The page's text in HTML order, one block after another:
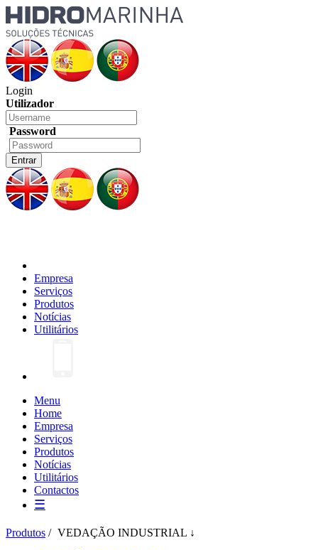
Login
Utilizador
Password
Empresa
Serviços
Produtos
Notícias
Utilitários
Menu
Home
Empresa
Serviços
Produtos
Notícias
Utilitários
Contactos
☰
Produtos / VEDAÇÃO INDUSTRIAL ↓